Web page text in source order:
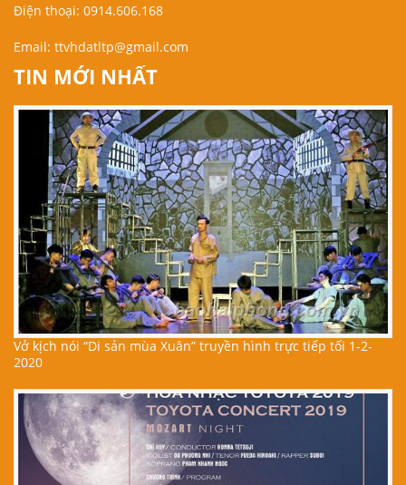
Điện thoại: 0914.606.168
Email: ttvhdatltp@gmail.com
TIN MỚI NHẤT
Vở kịch nói “Di sản mùa Xuân” truyền hình trực tiếp tối 1-2-
2020